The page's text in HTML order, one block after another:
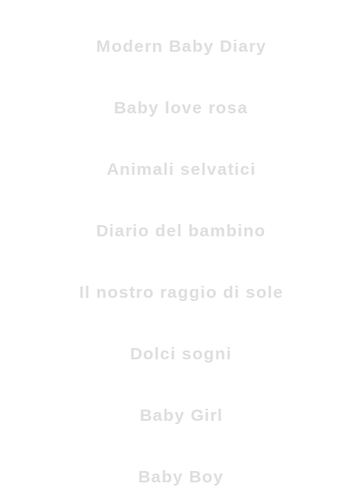
Modern Baby Diary
Baby love rosa
Animali selvatici
Diario del bambino
Il nostro raggio di sole
Dolci sogni
Baby Girl
Baby Boy